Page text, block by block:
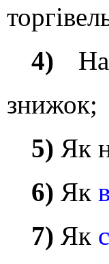
4)
знижок;
5) Як
6) Як
7) Як